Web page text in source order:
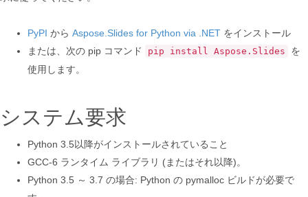
PyPI から Aspose.Slides for Python via .NET をインストール
または、次の pip コマンド
pip install Aspose.Slides
を
使用します。
システム要求
Python 3.5以降がインストールされていること
GCC-6 ランタイム ライブラリ (またはそれ以降)。
Python 3.5 ～ 3.7 の場合: Python の pymalloc ビルドが必要で